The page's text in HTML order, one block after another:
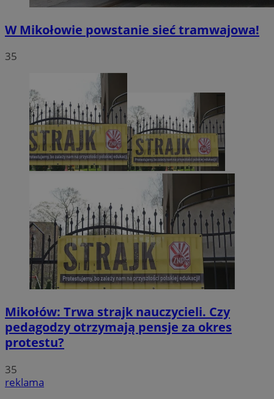
W Mikołowie powstanie sieć tramwajowa!
35
Mikołów: Trwa strajk nauczycieli. Czy
pedagodzy otrzymają pensje za okres
protestu?
35
reklama